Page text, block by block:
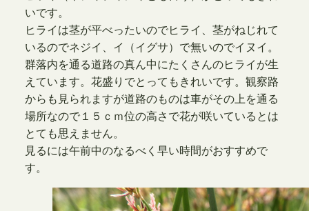
いです。
ヒライは茎が平べったいのでヒライ、茎がねじれて
いるのでネジイ、イ（イグサ）で無いのでイヌイ。
群落内を通る道路の真ん中にたくさんのヒライが生
えています。花盛りでとってもきれいです。観察路
からも見られますが道路のものは車がその上を通る
場所なので１５ｃｍ位の高さで花が咲いているとは
とても思えません。
見るには午前中のなるべく早い時間がおすすめで
す。